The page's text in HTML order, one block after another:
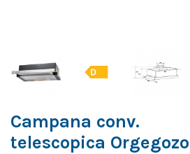
Campana conv.
telescopica